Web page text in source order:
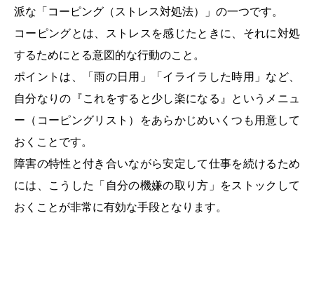
派な「コーピング（ストレス対処法）」の一つです。
コーピングとは、ストレスを感じたときに、それに対処
するためにとる意図的な行動のこと。
ポイントは、「雨の日用」「イライラした時用」など、
自分なりの『これをすると少し楽になる』というメニュ
ー（コーピングリスト）をあらかじめいくつも用意して
おくことです。
障害の特性と付き合いながら安定して仕事を続けるため
には、こうした「自分の機嫌の取り方」をストックして
おくことが非常に有効な手段となります。